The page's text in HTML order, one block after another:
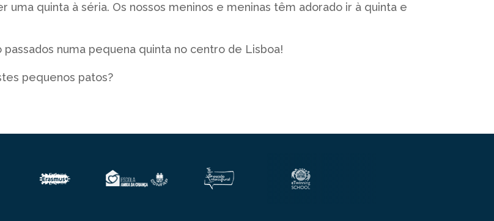
quinta à séria. Os nossos meninos e meninas têm adorado ir à quinta e
numa pequena quinta no centro de Lisboa!
pequenos patos?